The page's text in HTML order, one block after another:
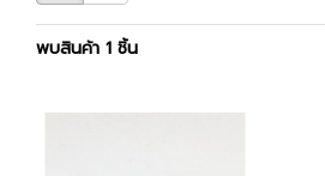
พบสินค้า 1 ชิ้น